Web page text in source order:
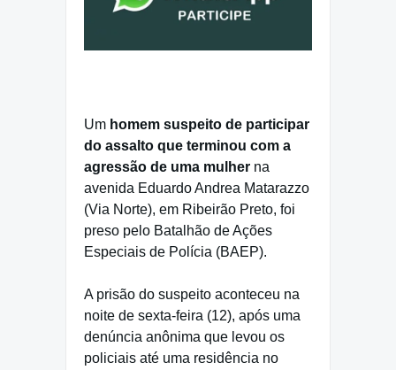
Um homem suspeito de participar
do assalto que terminou com a
agressão de uma mulher na
avenida Eduardo Andrea Matarazzo
(Via Norte), em Ribeirão Preto, foi
preso pelo Batalhão de Ações
Especiais de Polícia (BAEP).
A prisão do suspeito aconteceu na
noite de sexta-feira (12), após uma
denúncia anônima que levou os
policiais até uma residência no